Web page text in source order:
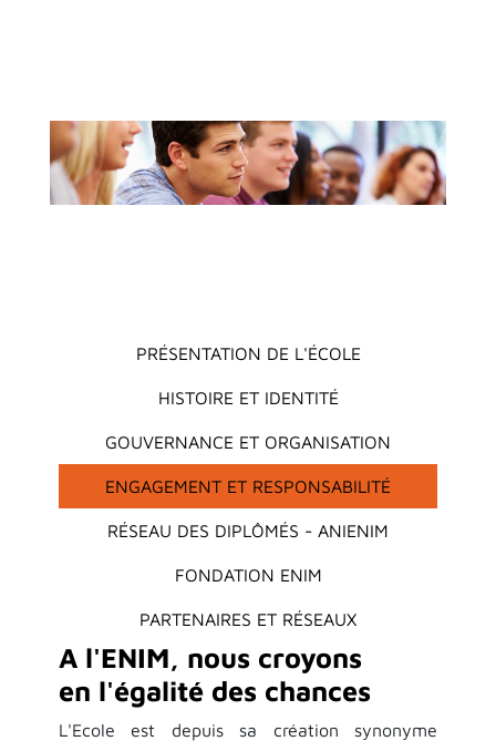
Main menuPRÉSENTATION DE L'ÉCOLE
HISTOIRE ET IDENTITÉ
GOUVERNANCE ET ORGANISATION
ENGAGEMENT ET RESPONSABILITÉ
RÉSEAU DES DIPLÔMÉS - ANIENIM
FONDATION ENIM
PARTENAIRES ET RÉSEAUX
A l'ENIM, nous croyons
en l'égalité des chances
L'Ecole est depuis sa création synonyme